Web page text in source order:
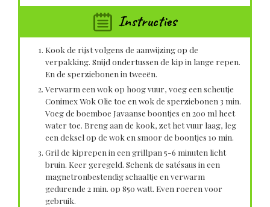
Instructies
Kook de rijst volgens de aanwijzing op de
verpakking. Snijd ondertussen de kip in lange repen.
En de sperziebonen in tweeën.
Verwarm een wok op hoog vuur, voeg een scheutje
Conimex Wok Olie toe en wok de sperziebonen 3 min.
Voeg de boemboe Javaanse boontjes en 200 ml heet
water toe. Breng aan de kook, zet het vuur laag, leg
een deksel op de wok en smoor de boontjes 10 min.
Gril de kiprepen in een grillpan 5-6 minuten licht
bruin. Keer geregeld. Schenk de satésaus in een
magnetronbestendig schaaltje en verwarm
gedurende 2 min. op 850 watt. Even roeren voor
gebruik.